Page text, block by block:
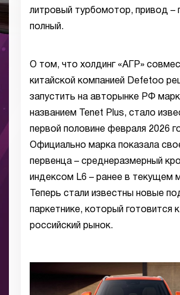
литровый турбомотор, привод –
полный.
О том, что холдинг «АГР»
китайской компанией Defetoo
запустить на авторынке РФ
названием Tenet Plus, стало
первой половине февраля 2026
Официально марка показала
первенца – среднеразмерный
индексом L6 – ранее в текущем
Теперь стали известны новые
паркетнике, который готовится
российский рынок.